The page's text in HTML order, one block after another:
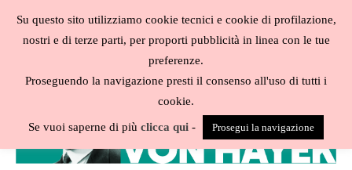
contenuto
liberale
Su questo sito utilizziamo cookie tecnici e cookie di profilazione,
nostri e di terze parti, per proporti pubblicità in linea con le tue
preferenze.
Proseguendo la navigazione presti il consenso all'uso di tutti i
cookie.
Se vuoi saperne di più clicca qui - Prosegui la navigazione